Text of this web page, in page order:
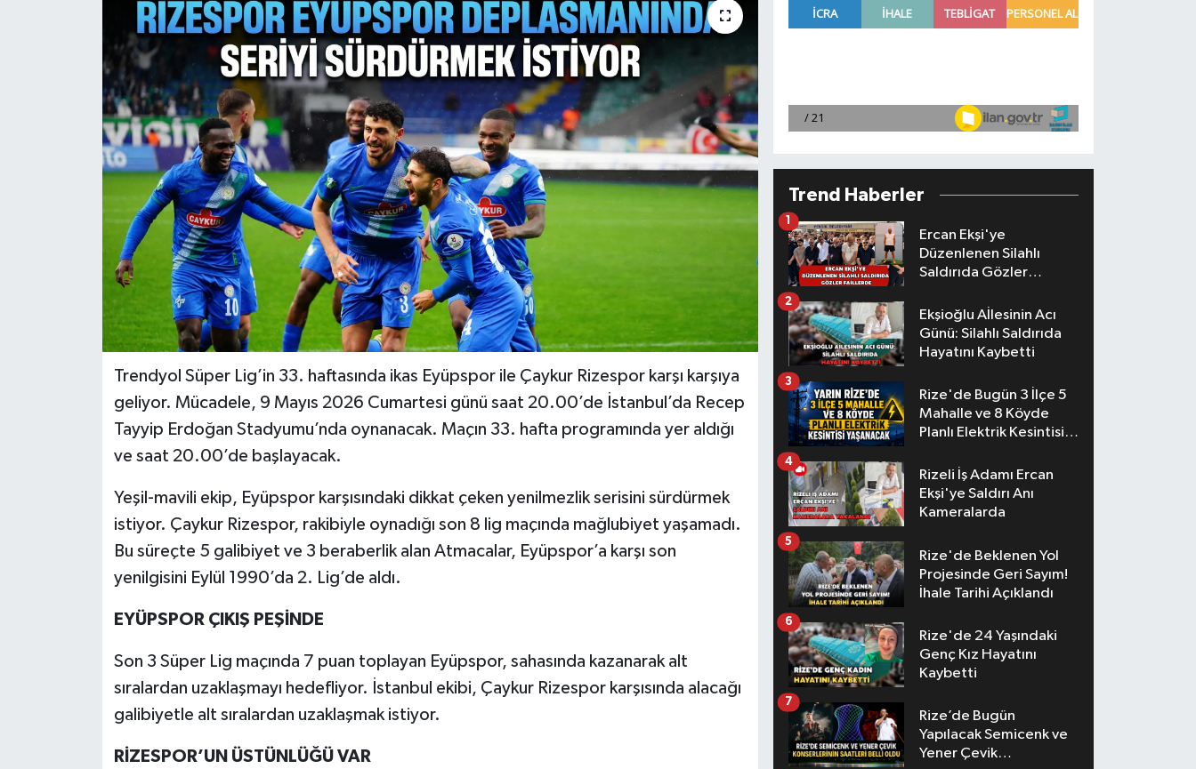
Trendyol Süper Lig’in 33. haftasında ikas Eyüpspor ile Çaykur Rizespor karşı karşıya
geliyor. Mücadele, 9 Mayıs 2026 Cumartesi günü saat 20.00’de İstanbul’da Recep
Tayyip Erdoğan Stadyumu’nda oynanacak. Maçın 33. hafta programında yer aldığı
ve saat 20.00’de başlayacak.
Yeşil-mavili ekip, Eyüpspor karşısındaki dikkat çeken yenilmezlik serisini sürdürmek
istiyor. Çaykur Rizespor, rakibiyle oynadığı son 8 lig maçında mağlubiyet yaşamadı.
Bu süreçte 5 galibiyet ve 3 beraberlik alan Atmacalar, Eyüpspor’a karşı son
yenilgisini Eylül 1990’da 2. Lig’de aldı.
EYÜPSPOR ÇIKIŞ PEŞİNDE
Son 3 Süper Lig maçında 7 puan toplayan Eyüpspor, sahasında kazanarak alt
sıralardan uzaklaşmayı hedefliyor. İstanbul ekibi, Çaykur Rizespor karşısında alacağı
galibiyetle alt sıralardan uzaklaşmak istiyor.
RİZESPOR’UN ÜSTÜNLÜĞÜ VAR
Trend Haberler
Ercan Ekşi'ye
Düzenlenen Silahlı
Saldırıda Gözler
1
Ekşioğlu Aİlesinin Acı
Günü: Silahlı Saldırıda
Hayatını Kaybetti
2
Rize'de Bugün 3 İlçe 5
Mahalle ve 8 Köyde
Planlı Elektrik Kesintisi
3
Rizeli İş Adamı Ercan
Ekşi'ye Saldırı Anı
Kameralarda
4
Rize'de Beklenen Yol
Projesinde Geri Sayım!
İhale Tarihi Açıklandı
5
Rize'de 24 Yaşındaki
Genç Kız Hayatını
Kaybetti
6
Rize’de Bugün
Yapılacak Semicenk ve
Yener Çevik
7